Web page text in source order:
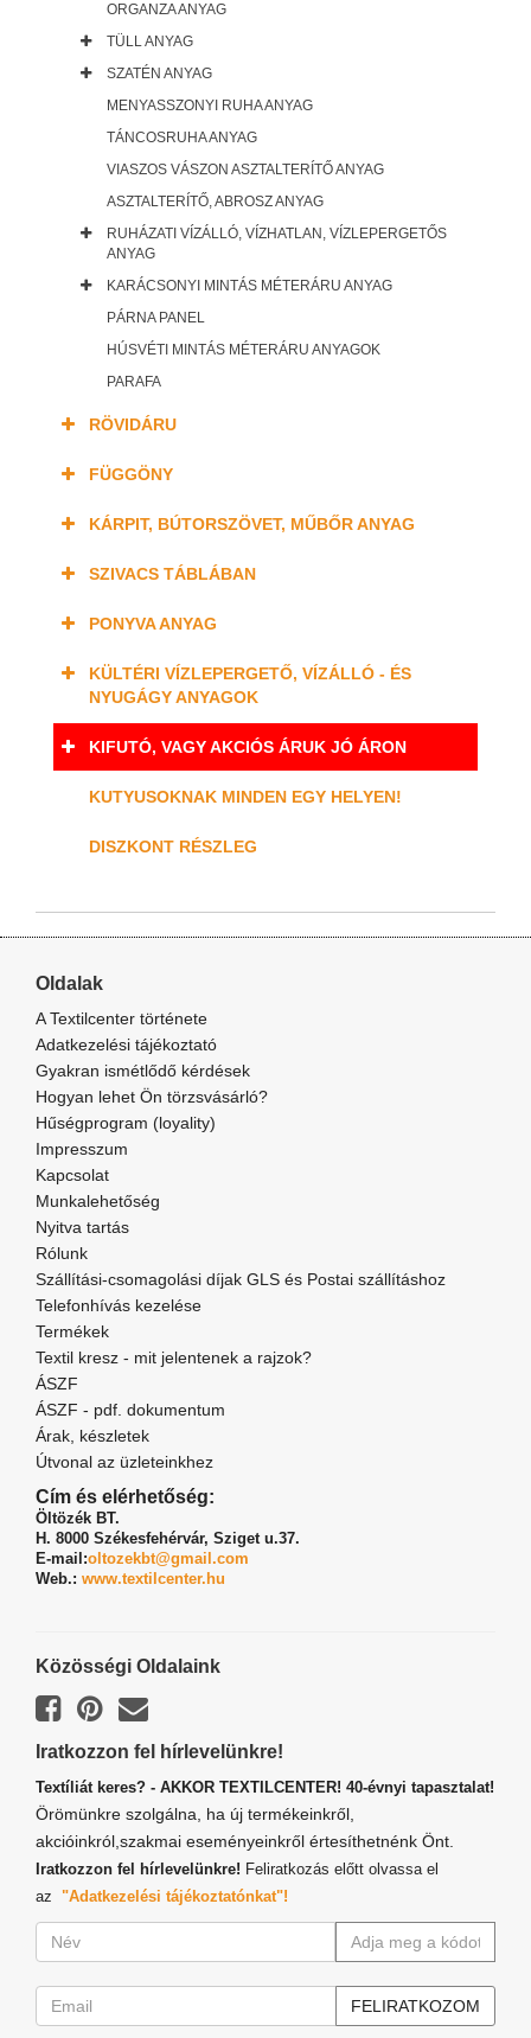
ORGANZA ANYAG
TÜLL ANYAG
SZATÉN ANYAG
MENYASSZONYI RUHA ANYAG
TÁNCOSRUHA ANYAG
VIASZOS VÁSZON ASZTALTERÍTŐ ANYAG
ASZTALTERÍTŐ, ABROSZ ANYAG
RUHÁZATI VÍZÁLLÓ, VÍZHATLAN, VÍZLEPERGETŐS
ANYAG
KARÁCSONYI MINTÁS MÉTERÁRU ANYAG
PÁRNA PANEL
HÚSVÉTI MINTÁS MÉTERÁRU ANYAGOK
PARAFA
RÖVIDÁRU
FÜGGÖNY
KÁRPIT, BÚTORSZÖVET, MŰBŐR ANYAG
SZIVACS TÁBLÁBAN
PONYVA ANYAG
KÜLTÉRI VÍZLEPERGETŐ, VÍZÁLLÓ - ÉS
NYUGÁGY ANYAGOK
KIFUTÓ, VAGY AKCIÓS ÁRUK JÓ ÁRON
KUTYUSOKNAK MINDEN EGY HELYEN!
DISZKONT RÉSZLEG
Oldalak
A Textilcenter története
Adatkezelési tájékoztató
Gyakran ismétlődő kérdések
Hogyan lehet Ön törzsvásárló?
Hűségprogram (loyality)
Impresszum
Kapcsolat
Munkalehetőség
Nyitva tartás
Rólunk
Szállítási-csomagolási díjak GLS és Postai szállításhoz
Telefonhívás kezelése
Termékek
Textil kresz - mit jelentenek a rajzok?
ÁSZF
ÁSZF - pdf. dokumentum
Árak, készletek
Útvonal az üzleteinkhez
Cím és elérhetőség:
Öltözék BT.
H. 8000 Székesfehérvár, Sziget u.37.
E-mail:oltozekbt@gmail.com
Web.: www.textilcenter.hu
Közösségi Oldalaink
Iratkozzon fel hírlevelünkre!
Textíliát keres? - AKKOR TEXTILCENTER! 40-évnyi tapasztalat!
Örömünkre szolgálna, ha új termékeinkről,
akcióinkról,szakmai eseményeinkről értesíthetnénk Önt.
Iratkozzon fel hírlevelünkre! Feliratkozás előtt olvassa el
az "Adatkezelési tájékoztatónkat"!